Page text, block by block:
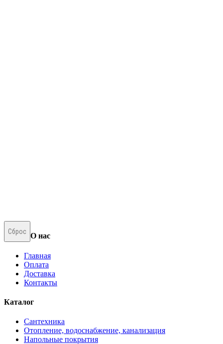
Сброс
О нас
Главная
Оплата
Доставка
Контакты
Каталог
Сантехника
Отопление, водоснабжение, канализация
Напольные покрытия